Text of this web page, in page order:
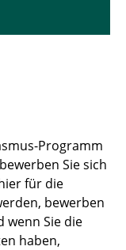
Programm
Sie sich
für die
bewerben
wenn Sie die
haben,